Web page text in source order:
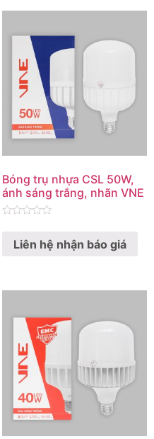
Bóng trụ nhựa CSL 50W,
ánh sáng trắng, nhãn VNE
outLiên hệ nhận báo giá